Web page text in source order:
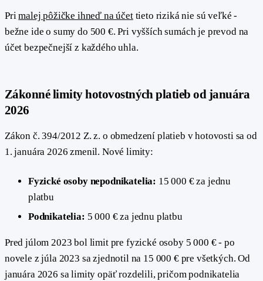
Primalej pôžičke ihneď na účettieto riziká nie sú veľké -
bežne ide o sumy do 500 €. Pri vyšších sumách je prevod na
účet bezpečnejší z každého uhla.
Zákonné limity hotovostných platieb od januára
2026
Zákon č. 394/2012 Z. z. o obmedzení platieb v hotovosti sa od
1. januára 2026 zmenil. Nové limity:
Fyzické osoby nepodnikatelia: 15 000 € za jednu
platbu
Podnikatelia: 5 000 € za jednu platbu
Pred júlom 2023 bol limit pre fyzické osoby 5 000 € - po
novele z júla 2023 sa zjednotil na 15 000 € pre všetkých. Od
januára 2026 sa limity opäť rozdelili, pričom podnikatelia